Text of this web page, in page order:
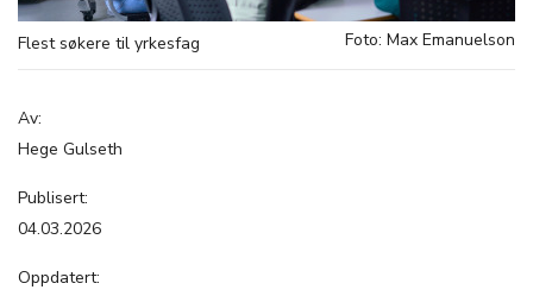
Flest søkere til yrkesfag Foto: Max Emanuelson
Av:
Hege Gulseth
Publisert:
04.03.2026
Oppdatert: